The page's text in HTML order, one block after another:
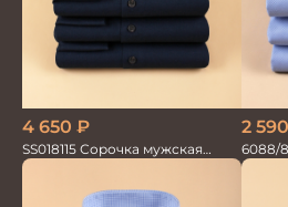
4 650 ₽
SS018115 Сорочка мужская
GROSTYLE PRIME
2 590
6088/